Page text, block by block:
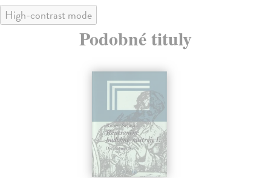
High-contrast mode
Podobné tituly